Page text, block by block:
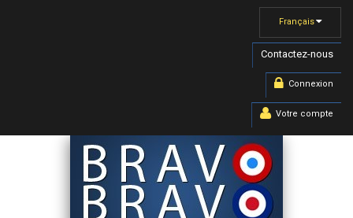
Français
Contactez-nous
Connexion
Votre compte